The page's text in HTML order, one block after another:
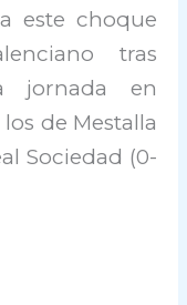
este choque
tras
jornada en
los de Mestalla
Sociedad (0-